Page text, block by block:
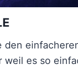
den
weil es so